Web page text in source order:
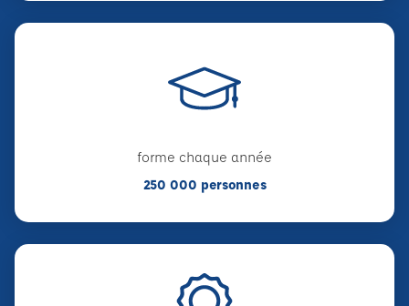
forme chaque année
250 000 personnes